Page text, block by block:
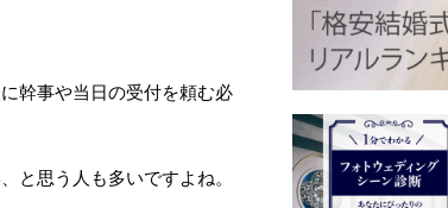
幹事や当日の受付を頼む必
と思う人も多いですよね。